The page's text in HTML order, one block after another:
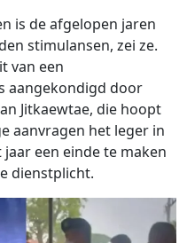
is de afgelopen jaren
stimulansen, zei ze.
van een
aangekondigd door
Jitkaewtae, die hoopt
aanvragen het leger in
een einde te maken
dienstplicht.